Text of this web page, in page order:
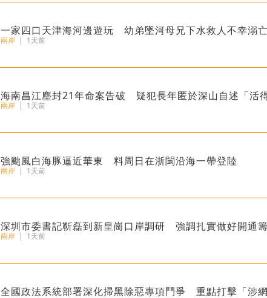
一家四口天津海河邊遊玩 幼弟墜河母兄下水救人不幸溺亡
兩岸 | 1天前
海南昌江塵封21年命案告破 疑犯長年匿於深山自述「活得
兩岸 | 1天前
強颱風白海豚逼近華東 料周日在浙閩沿海一帶登陸
兩岸 | 1天前
深圳市委書記靳磊到新皇崗口岸調研 強調扎實做好開通
兩岸 | 1天前
全國政法系統部署深化掃黑除惡專項鬥爭 重點打擊「涉